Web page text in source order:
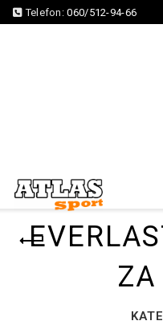
Telefon:060/512-94-66
ZA